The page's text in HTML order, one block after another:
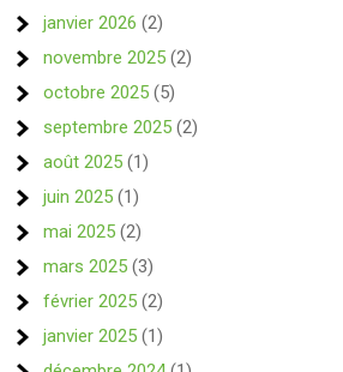
janvier 2026 (2)
novembre 2025 (2)
octobre 2025 (5)
septembre 2025 (2)
août 2025 (1)
juin 2025 (1)
mai 2025 (2)
mars 2025 (3)
février 2025 (2)
janvier 2025 (1)